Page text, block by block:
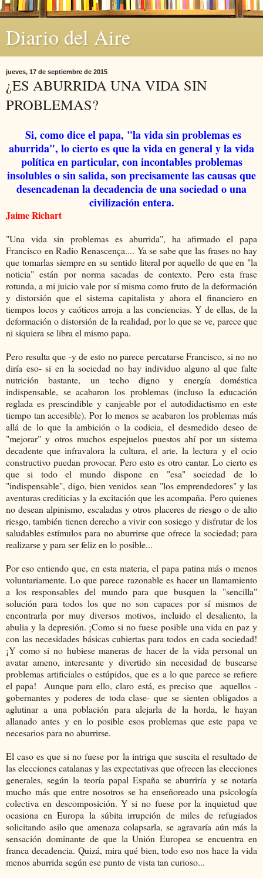
Diario del Aire
jueves, 17 de septiembre de 2015
¿ES ABURRIDA UNA VIDA SIN
PROBLEMAS?
Si, como dice el papa, "la vida sin problemas es
aburrida", lo cierto es que la vida en general y la vida
política en particular, con incontables problemas
insolubles o sin salida, son precisamente las causas que
desencadenan la decadencia de una sociedad o una
civilización entera.
Jaime Richart
"Una vida sin problemas es aburrida", ha afirmado el papa
Francisco en Radio Renascença.... Ya se sabe que las frases no hay
que tomarlas siempre en su sentido literal por aquello de que en "la
noticia" están por norma sacadas de contexto. Pero esta frase
rotunda, a mi juicio vale por sí misma como fruto de la deformación
y distorsión que el sistema capitalista y ahora el financiero en
tiempos locos y caóticos arroja a las conciencias. Y de ellas, de la
deformación o distorsión de la realidad, por lo que se ve, parece que
ni siquiera se libra el mismo papa.
Pero resulta que -y de esto no parece percatarse Francisco, si no no
diría eso- si en la sociedad no hay individuo alguno al que falte
nutrición bastante, un techo digno y energía doméstica
indispensable, se acabaron los problemas (incluso la educación
reglada es prescindible y canjeable por el autodidactismo en este
tiempo tan accesible). Por lo menos se acabaron los problemas más
allá de lo que la ambición o la codicia, el desmedido deseo de
"mejorar" y otros muchos espejuelos puestos ahí por un sistema
decadente que infravalora la cultura, el arte, la lectura y el ocio
constructivo puedan provocar. Pero esto es otro cantar. Lo cierto es
que si todo el mundo dispone en "esa" sociedad de lo
"indispensable", digo, bien venidos sean "los emprendedores" y las
aventuras crediticias y la excitación que les acompaña. Pero quienes
no desean alpinismo, escaladas y otros placeres de riesgo o de alto
riesgo, también tienen derecho a vivir con sosiego y disfrutar de los
saludables estímulos para no aburrirse que ofrece la sociedad; para
realizarse y para ser feliz en lo posible...
Por eso entiendo que, en esta materia, el papa patina más o menos
voluntariamente. Lo que parece razonable es hacer un llamamiento
a los responsables del mundo para que busquen la "sencilla"
solución para todos los que no son capaces por sí mismos de
encontrarla por muy diversos motivos, incluido el desaliento, la
abulia y la depresión. ¡Como si no fuese posible una vida en paz y
con las necesidades básicas cubiertas para todos en cada sociedad!
¡Y como si no hubiese maneras de hacer de la vida personal un
avatar ameno, interesante y divertido sin necesidad de buscarse
problemas artificiales o estúpidos, que es a lo que parece se refiere
el papa! Aunque para ello, claro está, es preciso que aquellos -
gobernantes y poderes de toda clase- que se sienten obligados a
aglutinar a una población para alejarla de la horda, le hayan
allanado antes y en lo posible esos problemas que este papa ve
necesarios para no aburrirse.
El caso es que si no fuese por la intriga que suscita el resultado de
las elecciones catalanas y las expectativas que ofrecen las elecciones
generales, según la teoría papal España se aburriría y se notaría
mucho más que entre nosotros se ha enseñoreado una psicología
colectiva en descomposición. Y si no fuese por la inquietud que
ocasiona en Europa la súbita irrupción de miles de refugiados
solicitando asilo que amenaza colapsarla, se agravaría aún más la
sensación dominante de que la Unión Europea se encuentra en
franca decadencia. Quizá, mira qué bien, todo eso nos hace la vida
menos aburrida según ese punto de vista tan curioso...